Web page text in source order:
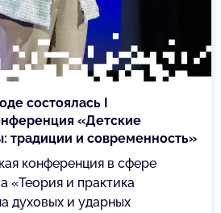
состоялась I
«Детские
традиции и современность»
конференция в сфере
«Теория и практика
духовых и ударных